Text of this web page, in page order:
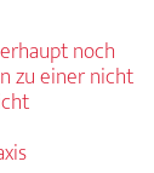
noch
zu einer nicht